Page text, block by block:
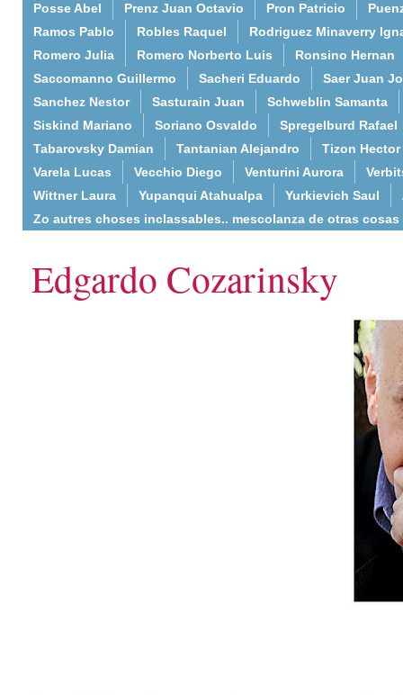
Posse Abel
Prenz Juan Octavio Pron Patricio
Ramos Pablo
Robles Raquel
Rodriguez Minaverry
Romero Julia
Romero Norberto Luis
Ronsino Hernan
Saccomanno Guillermo
Sacheri Eduardo
Saer Juan
Sanchez Nestor
Sasturain Juan
Schweblin Samanta
Siskind Mariano
Soriano Osvaldo
Spregelburd Rafael
Tabarovsky Damian
Tantanian Alejandro
Tizon Hector
Varela Lucas
Vecchio Diego Venturini Aurora
Wittner Laura
Yupanqui Atahualpa Yurkievich Saul
Zo autres choses inclassables.. mescolanza de otras cosas
Edgardo Cozarinsky